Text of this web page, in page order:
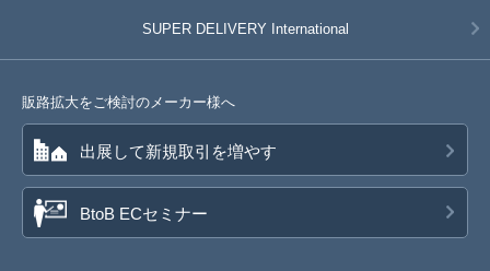
SUPER DELIVERY International
販路拡大をご検討のメーカー様へ
出展して新規取引を増やす
BtoB ECセミナー